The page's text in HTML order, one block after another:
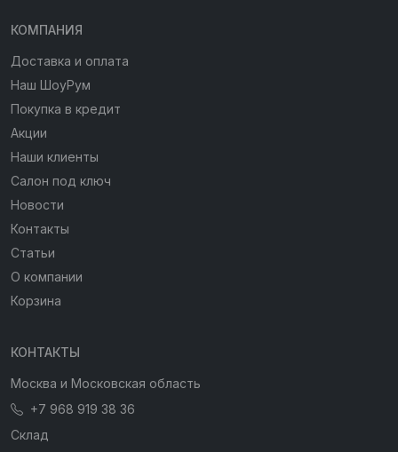
КОМПАНИЯ
Доставка и оплата
Наш ШоуРум
Покупка в кредит
Акции
Наши клиенты
Салон под ключ
Новости
Контакты
Статьи
О компании
Корзина
КОНТАКТЫ
Москва и Московская область
+7 968 919 38 36
Склад